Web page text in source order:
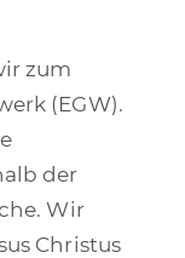
zum
(EGW).
der
Wir
Christus